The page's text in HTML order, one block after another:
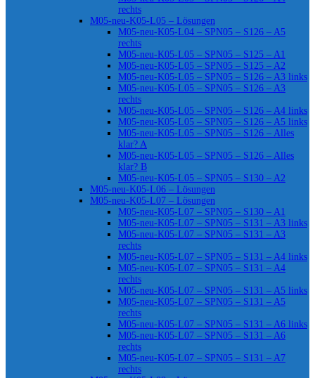
rechts
M05-neu-K05-L05 – Lösungen
M05-neu-K05-L04 – SPN05 – S126 – A5
rechts
M05-neu-K05-L05 – SPN05 – S125 – A1
M05-neu-K05-L05 – SPN05 – S125 – A2
M05-neu-K05-L05 – SPN05 – S126 – A3 links
M05-neu-K05-L05 – SPN05 – S126 – A3
rechts
M05-neu-K05-L05 – SPN05 – S126 – A4 links
M05-neu-K05-L05 – SPN05 – S126 – A5 links
M05-neu-K05-L05 – SPN05 – S126 – Alles
klar? A
M05-neu-K05-L05 – SPN05 – S126 – Alles
klar? B
M05-neu-K05-L05 – SPN05 – S130 – A2
M05-neu-K05-L06 – Lösungen
M05-neu-K05-L07 – Lösungen
M05-neu-K05-L07 – SPN05 – S130 – A1
M05-neu-K05-L07 – SPN05 – S131 – A3 links
M05-neu-K05-L07 – SPN05 – S131 – A3
rechts
M05-neu-K05-L07 – SPN05 – S131 – A4 links
M05-neu-K05-L07 – SPN05 – S131 – A4
rechts
M05-neu-K05-L07 – SPN05 – S131 – A5 links
M05-neu-K05-L07 – SPN05 – S131 – A5
rechts
M05-neu-K05-L07 – SPN05 – S131 – A6 links
M05-neu-K05-L07 – SPN05 – S131 – A6
rechts
M05-neu-K05-L07 – SPN05 – S131 – A7
rechts